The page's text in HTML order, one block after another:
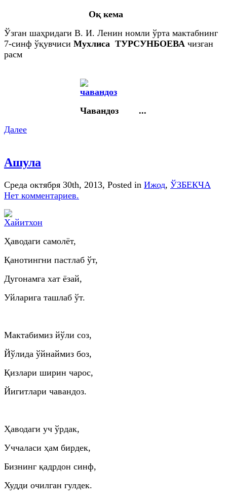
Оқ кема
Ўзган шаҳридаги В. И. Ленин номли ўрта мактабнинг
7-синф ўқувчиси Мухлиса ТУРСУНБОЕВА чизган
расм
Чавандоз ...
Далее
Ашула
Среда октября 30th, 2013, Posted in Ижод, ЎЗБЕКЧА
Нет комментариев.
Ҳаводаги самолёт,
Қанотингни пастлаб ўт,
Дугонамга хат ёзай,
Уйларига ташлаб ўт.
Мактабимиз йўли соз,
Йўлида ўйнаймиз боз,
Қизлари ширин чарос,
Йигитлари чавандоз.
Ҳаводаги уч ўрдак,
Уччаласи ҳам бирдек,
Бизнинг қадрдон синф,
Худди очилган гулдек.